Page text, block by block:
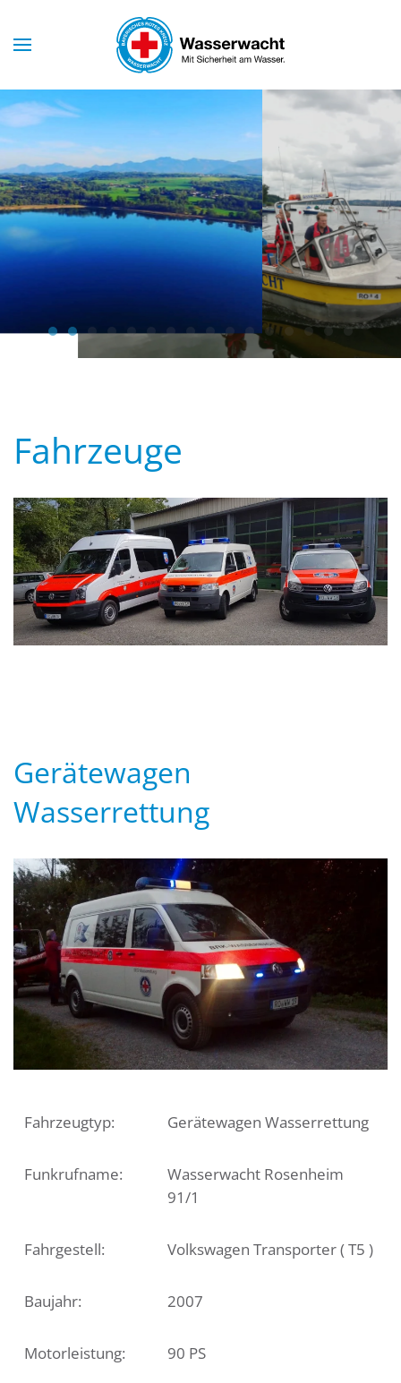
Skip to main content
Fahrzeuge
Gerätewagen
Wasserrettung
Fahrzeugtyp: Gerätewagen Wasserrettung
Funkrufname:
Wasserwacht Rosenheim
91/1
Fahrgestell: Volkswagen Transporter ( T5 )
Baujahr: 2007
Motorleistung: 90 PS